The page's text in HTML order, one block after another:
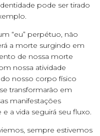
pode ser tirado
“eu” perpétuo, não
a morte surgindo em
de nossa morte
nossa atividade
nosso corpo físico
transformarão em
manifestações
a vida seguirá seu fluxo.
sempre estivemos